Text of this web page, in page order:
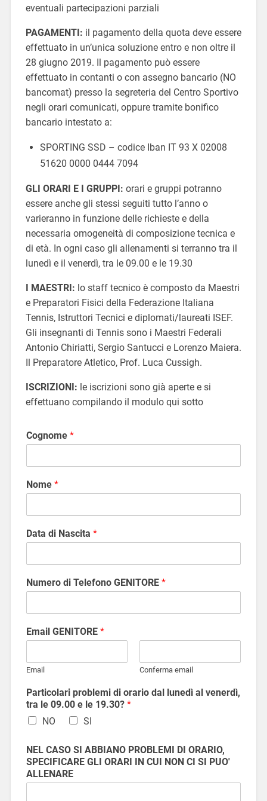
eventuali partecipazioni parziali
PAGAMENTI: il pagamento della quota deve essere
effettuato in un’unica soluzione entro e non oltre il
28 giugno 2019. Il pagamento può essere
effettuato in contanti o con assegno bancario (NO
bancomat) presso la segreteria del Centro Sportivo
negli orari comunicati, oppure tramite bonifico
bancario intestato a:
SPORTING SSD – codice Iban IT 93 X 02008
51620 0000 0444 7094
GLI ORARI E I GRUPPI: orari e gruppi potranno
essere anche gli stessi seguiti tutto l’anno o
varieranno in funzione delle richieste e della
necessaria omogeneità di composizione tecnica e
di età. In ogni caso gli allenamenti si terranno tra il
lunedì e il venerdì, tra le 09.00 e le 19.30
I MAESTRI: lo staff tecnico è composto da Maestri
e Preparatori Fisici della Federazione Italiana
Tennis, Istruttori Tecnici e diplomati/laureati ISEF.
Gli insegnanti di Tennis sono i Maestri Federali
Antonio Chiriatti, Sergio Santucci e Lorenzo Maiera.
Il Preparatore Atletico, Prof. Luca Cussigh.
ISCRIZIONI: le iscrizioni sono già aperte e si
effettuano compilando il modulo qui sotto
Cognome *
Nome *
Data di Nascita *
Numero di Telefono GENITORE *
Email GENITORE *
Email Conferma email
Particolari problemi di orario dal lunedì al venerdì,
tra le 09.00 e le 19.30? *
NO
SI
NEL CASO SI ABBIANO PROBLEMI DI ORARIO,
SPECIFICARE GLI ORARI IN CUI NON CI SI PUO'
ALLENARE